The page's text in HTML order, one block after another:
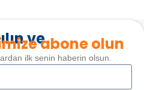
veabone olun
ilk senin haberin olsun.